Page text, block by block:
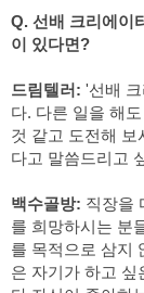
Q. 선배 크리에이
이 있다면?
드림텔러: '선배
다. 다른 일을 해
것 같고 도전해 보
다고 말씀드리고
백수골방: 직장을
를 희망하시는 분
를 목적으로 삼지
은 자기가 하고 싶